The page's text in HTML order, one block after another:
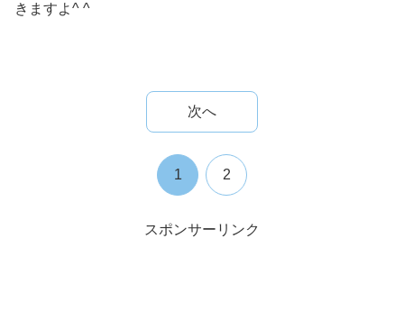
きますよ^ ^
次へ
1 2
スポンサーリンク